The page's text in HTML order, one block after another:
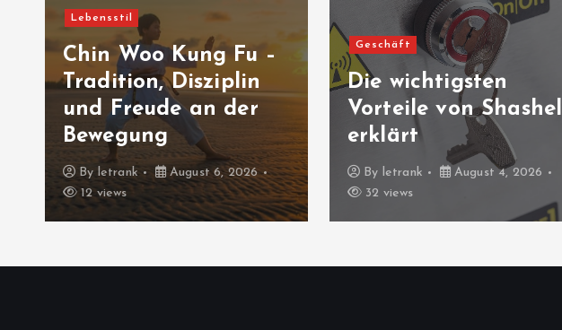
Lebensstil
Chin Woo Kung Fu –
Tradition, Disziplin
und Freude an der
Bewegung
By letrank
August 6, 2026
12 views
Geschäft
Die wichtigsten
Vorteile von Shashel
erklärt
By letrank
August 4, 2026
32 views